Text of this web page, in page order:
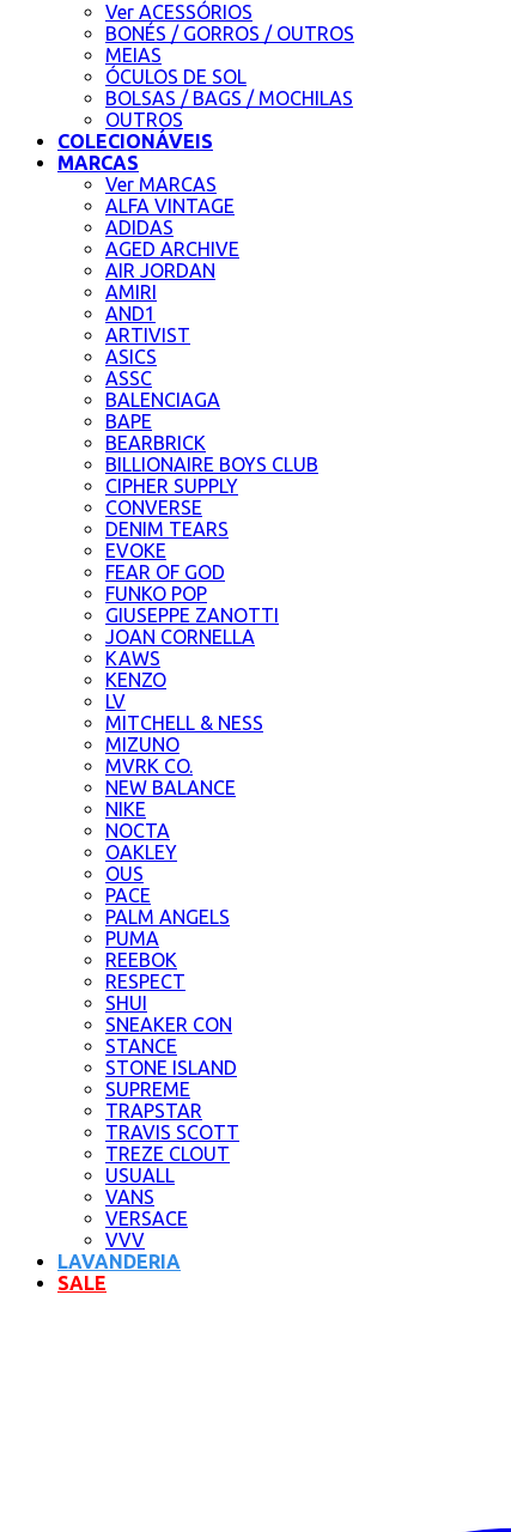
Ver ACESSÓRIOS
BONÉS / GORROS / OUTROS
MEIAS
ÓCULOS DE SOL
BOLSAS / BAGS / MOCHILAS
OUTROS
COLECIONÁVEIS
MARCAS
Ver MARCAS
ALFA VINTAGE
ADIDAS
AGED ARCHIVE
AIR JORDAN
AMIRI
AND1
ARTIVIST
ASICS
ASSC
BALENCIAGA
BAPE
BEARBRICK
BILLIONAIRE BOYS CLUB
CIPHER SUPPLY
CONVERSE
DENIM TEARS
EVOKE
FEAR OF GOD
FUNKO POP
GIUSEPPE ZANOTTI
JOAN CORNELLA
KAWS
KENZO
LV
MITCHELL & NESS
MIZUNO
MVRK CO.
NEW BALANCE
NIKE
NOCTA
OAKLEY
OUS
PACE
PALM ANGELS
PUMA
REEBOK
RESPECT
SHUI
SNEAKER CON
STANCE
STONE ISLAND
SUPREME
TRAPSTAR
TRAVIS SCOTT
TREZE CLOUT
USUALL
VANS
VERSACE
VVV
LAVANDERIA
SALE